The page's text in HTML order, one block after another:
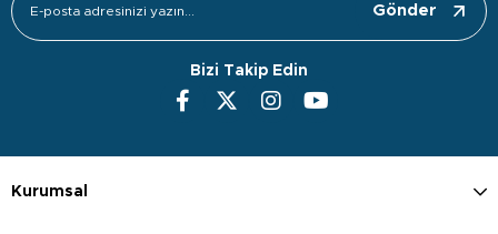
Gönder
Bizi Takip Edin
Kurumsal